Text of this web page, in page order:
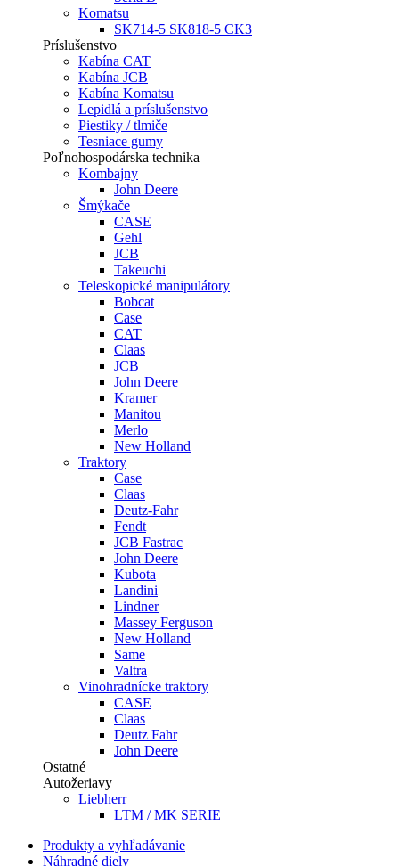
Komatsu
SK714-5 SK818-5 CK3
Príslušenstvo
Kabína CAT
Kabína JCB
Kabína Komatsu
Lepidlá a príslušenstvo
Piestiky / tlmiče
Tesniace gumy
Poľnohospodárska technika
Kombajny
John Deere
Šmýkače
CASE
Gehl
JCB
Takeuchi
Teleskopické manipulátory
Bobcat
Case
CAT
Claas
JCB
John Deere
Kramer
Manitou
Merlo
New Holland
Traktory
Case
Claas
Deutz-Fahr
Fendt
JCB Fastrac
John Deere
Kubota
Landini
Lindner
Massey Ferguson
New Holland
Same
Valtra
Vinohradnícke traktory
CASE
Claas
Deutz Fahr
John Deere
Ostatné
Autožeriavy
Liebherr
LTM / MK SERIE
Produkty a vyhľadávanie
Náhradné diely